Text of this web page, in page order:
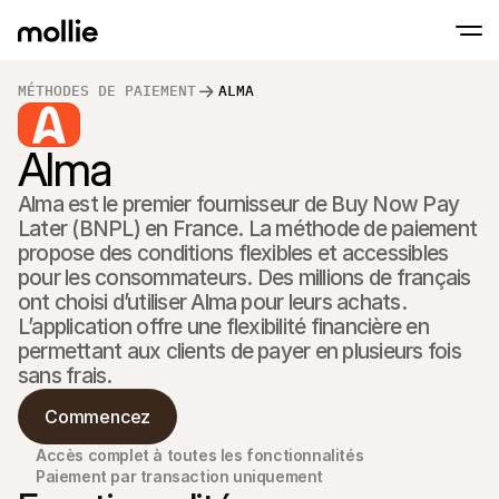
MÉTHODES DE PAIEMENT ALMA
Alma
Alma est le premier fournisseur de Buy Now Pay
Later (BNPL) en France. La méthode de paiement
propose des conditions flexibles et accessibles
pour les consommateurs. Des millions de français
ont choisi d’utiliser Alma pour leurs achats.
L’application offre une flexibilité financière en
permettant aux clients de payer en plusieurs fois
sans frais.
Commencez
Accès complet à toutes les fonctionnalités
Paiement par transaction uniquement
Encaissez des
de terminaux et
Checkout
Proposez un
pour la conversion
Paiement
Encaissez des
récurrents et des
Acceptance and
Partenaires
Pour les agences
En savoir plus sur notre Programme Partenaire Agence